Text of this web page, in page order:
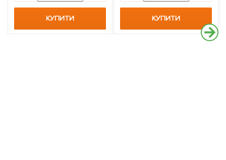
КУПИТИ КУПИТИ